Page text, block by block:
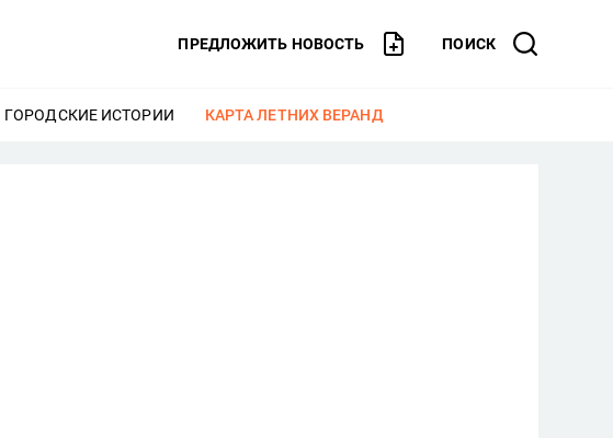
ПРЕДЛОЖИТЬ НОВОСТЬ ПОИСК
ЕЩЕ
ГОРОДСКИЕ ИСТОРИИ ЕЩЕ
КАРТА ЛЕТНИХ ВЕРАНД